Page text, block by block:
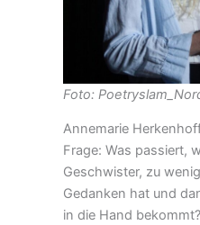
Foto:
Annemarie
Frage: Was passiert,
Geschwister, zu
Gedanken hat und
in die Hand bekommt?